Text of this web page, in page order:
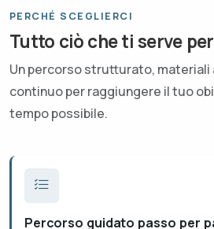
PERCHÉ SCEGLIERCI
Tutto ciò che ti serve
Un percorso strutturato,
continuo per raggiungere il tuo
tempo possibile.
Percorso guidato passo per